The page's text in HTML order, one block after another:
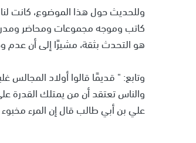
وللحديث حول هذا الموضوع، كانت
كاتب وموجه مجموعات ومحاضر
هو التحدث بثقة، مشيرًا إلى أن عدم
وتابع: " قديمًا قالوا أولاد المجالس
والناس تعتقد أن من يمتلك القدرة
علي بن أبي طالب قال إن المرء